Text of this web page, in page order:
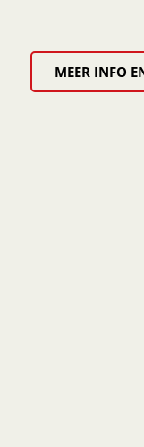
MEER INFO